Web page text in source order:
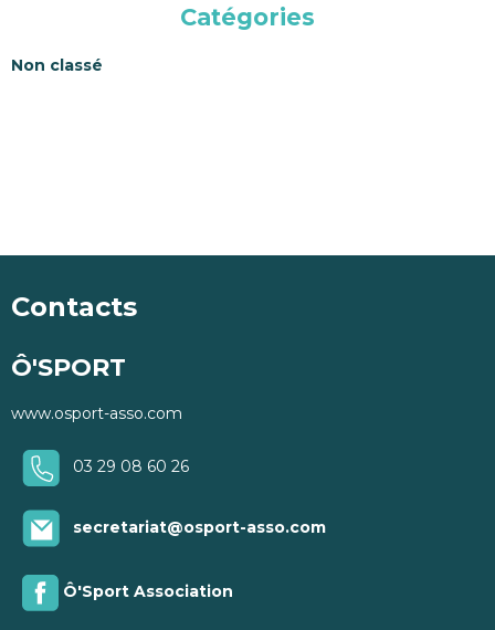
Catégories
Non classé
Contacts
Ô'SPORT
www.osport-asso.com
03 29 08 60 26
secretariat@osport-asso.com
Ô'Sport Association